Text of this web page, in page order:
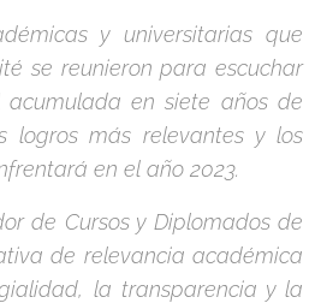
y universitarias que
se reunieron para escuchar
en siete años de
logros más relevantes y los
en el año 2023.
de Cursos y Diplomados de
de relevancia académica
la transparencia y la